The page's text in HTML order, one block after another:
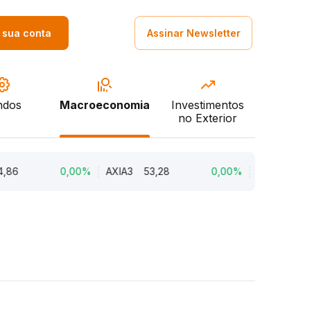
sua conta Assinar Newsletter
Macroeconomia
Investimentos
no Exterior
0,00% AXIA3 53,28 0,00%